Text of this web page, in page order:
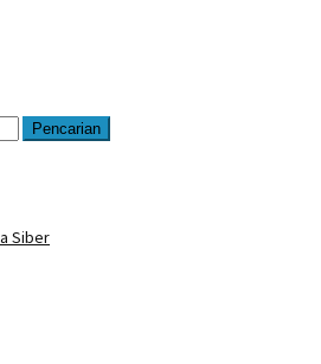
Pencarian
Siber